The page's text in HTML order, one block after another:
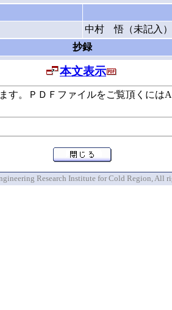
中村 悟（未記入）
抄録
本文表示
。ＰＤＦファイルをご覧頂くには
Research Institute for Cold Region, All